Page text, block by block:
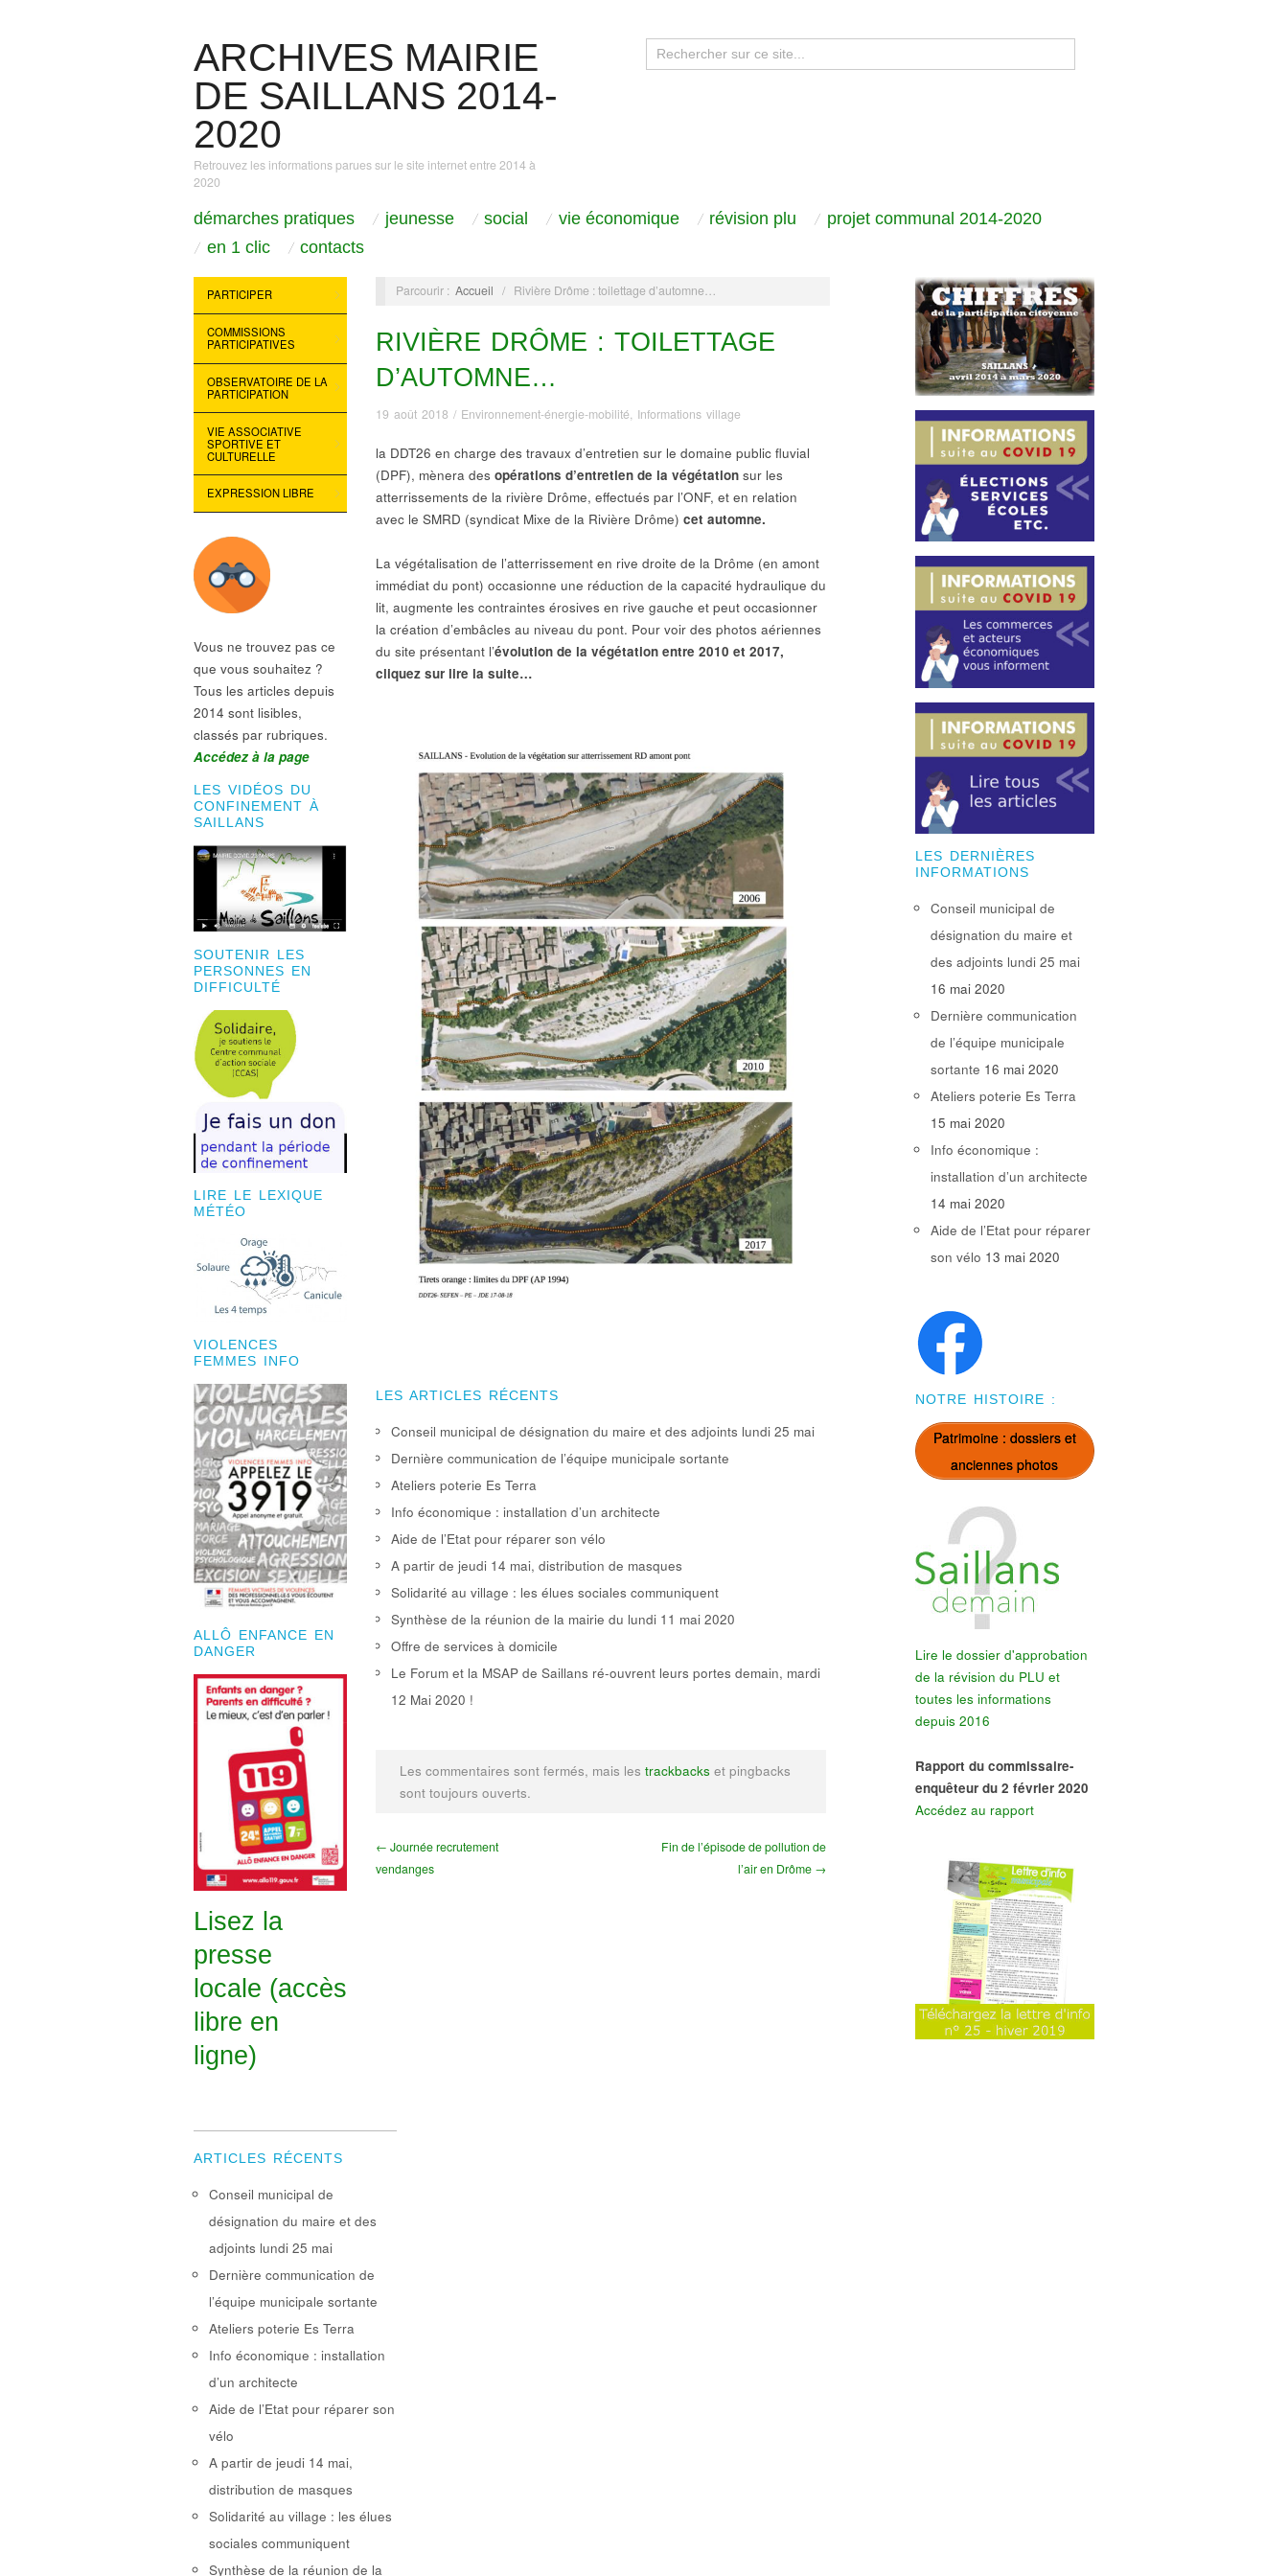
ARCHIVES MAIRIE
DE SAILLANS 2014-
2020
Retrouvez les informations parues sur le site internet entre 2014 à
2020
démarches pratiques jeunesse social vie économique révision plu
projet communal 2014-2020
en 1 clic
contacts
PARTICIPER
COMMISSIONS
PARTICIPATIVES
OBSERVATOIRE DE LA
PARTICIPATION
VIE ASSOCIATIVE
SPORTIVE ET
CULTURELLE
EXPRESSION LIBRE
Vous ne trouvez pas ce
que vous souhaitez ?
Tous les articles depuis
2014 sont lisibles,
classés par rubriques.
Accédez à la page
LES VIDÉOS DU
CONFINEMENT À
SAILLANS
SOUTENIR LES
PERSONNES EN
DIFFICULTÉ
LIRE LE LEXIQUE
MÉTÉO
VIOLENCES
FEMMES INFO
ALLÔ ENFANCE EN
DANGER
Lisez la
presse
locale (accès
libre en
ligne)
Parcourir : Accueil / Rivière Drôme : toilettage d’automne…
RIVIÈRE DRÔME : TOILETTAGE
D’AUTOMNE…
19 août 2018 / Environnement-énergie-mobilité Informations village
la DDT26 en charge des travaux d’entretien sur le domaine public fluvial
(DPF), mènera des opérations d’entretien de la végétation sur les
atterrissements de la rivière Drôme, effectués par l’ONF, et en relation
avec le SMRD (syndicat Mixe de la Rivière Drôme) cet automne.
La végétalisation de l’atterrissement en rive droite de la Drôme (en amont
immédiat du pont) occasionne une réduction de la capacité hydraulique du
lit, augmente les contraintes érosives en rive gauche et peut occasionner
la création d’embâcles au niveau du pont. Pour voir des photos aériennes
du site présentant l’évolution de la végétation entre 2010 et 2017,
cliquez sur lire la suite…
LES ARTICLES RÉCENTS
Conseil municipal de désignation du maire et des adjoints lundi 25 mai
Dernière communication de l’équipe municipale sortante
Ateliers poterie Es Terra
Info économique : installation d’un architecte
Aide de l’Etat pour réparer son vélo
A partir de jeudi 14 mai, distribution de masques
Solidarité au village : les élues sociales communiquent
Synthèse de la réunion de la mairie du lundi 11 mai 2020
Offre de services à domicile
Le Forum et la MSAP de Saillans ré-ouvrent leurs portes demain, mardi
12 Mai 2020 !
Les commentaires sont fermés, mais les trackbacks et pingbacks
sont toujours ouverts.
← Journée recrutement
vendanges
Fin de l’épisode de pollution de
l’air en Drôme →
LES DERNIÈRES
INFORMATIONS
Conseil municipal de
désignation du maire et
des adjoints lundi 25 mai
16 mai 2020
Dernière communication
de l’équipe municipale
sortante 16 mai 2020
Ateliers poterie Es Terra
15 mai 2020
Info économique :
installation d’un architecte
14 mai 2020
Aide de l’Etat pour réparer
son vélo 13 mai 2020
NOTRE HISTOIRE :
Patrimoine : dossiers et
anciennes photos
Lire le dossier d'approbation
de la révision du PLU et
toutes les informations
depuis 2016
Rapport du commissaire-
enquêteur du 2 février 2020
Accédez au rapport
ARTICLES RÉCENTS
Conseil municipal de
désignation du maire et des
adjoints lundi 25 mai
Dernière communication de
l’équipe municipale sortante
Ateliers poterie Es Terra
Info économique : installation
d’un architecte
Aide de l’Etat pour réparer son
vélo
A partir de jeudi 14 mai,
distribution de masques
Solidarité au village : les élues
sociales communiquent
Synthèse de la réunion de la